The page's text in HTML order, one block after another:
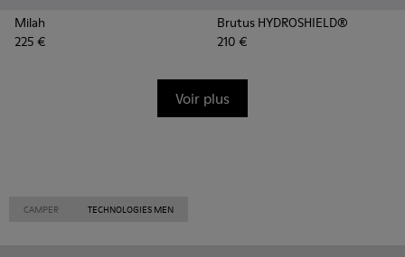
Milah
225 €
Brutus HYDROSHIELD®
210 €
Voir plus
CAMPER TECHNOLOGIES MEN